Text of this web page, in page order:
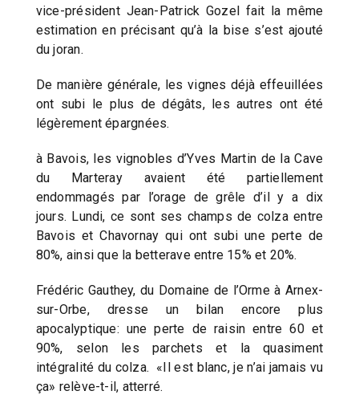
vice-président Jean-Patrick Gozel fait la même
estimation en précisant qu’à la bise s’est ajouté
du joran.
De manière générale, les vignes déjà effeuillées
ont subi le plus de dégâts, les autres ont été
légèrement épargnées.
à Bavois, les vignobles d’Yves Martin de la Cave
du Marteray avaient été partiellement
endommagés par l’orage de grêle d’il y a dix
jours. Lundi, ce sont ses champs de colza entre
Bavois et Chavornay qui ont subi une perte de
80%, ainsi que la betterave entre 15% et 20%.
Frédéric Gauthey, du Domaine de l’Orme à Arnex-
sur-Orbe, dresse un bilan encore plus
apocalyptique: une perte de raisin entre 60 et
90%, selon les parchets et la quasiment
intégralité du colza. «Il est blanc, je n’ai jamais vu
ça» relève-t-il, atterré.